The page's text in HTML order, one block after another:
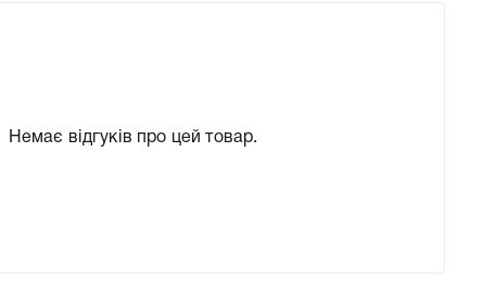
Немає відгуків про цей товар.